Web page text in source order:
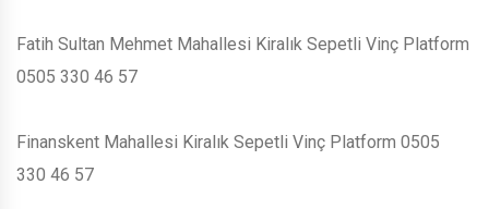
Fatih Sultan Mehmet Mahallesi Kiralık Sepetli Vinç Platform
0505 330 46 57
Finanskent Mahallesi Kiralık Sepetli Vinç Platform 0505
330 46 57